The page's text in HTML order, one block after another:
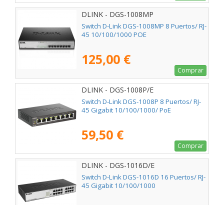
DLINK - DGS-1008MP
Switch D-Link DGS-1008MP 8 Puertos/ RJ-
45 10/100/1000 POE
125,00 €
Comprar
DLINK - DGS-1008P/E
Switch D-Link DGS-1008P 8 Puertos/ RJ-
45 Gigabit 10/100/1000/ PoE
59,50 €
Comprar
DLINK - DGS-1016D/E
Switch D-Link DGS-1016D 16 Puertos/ RJ-
45 Gigabit 10/100/1000